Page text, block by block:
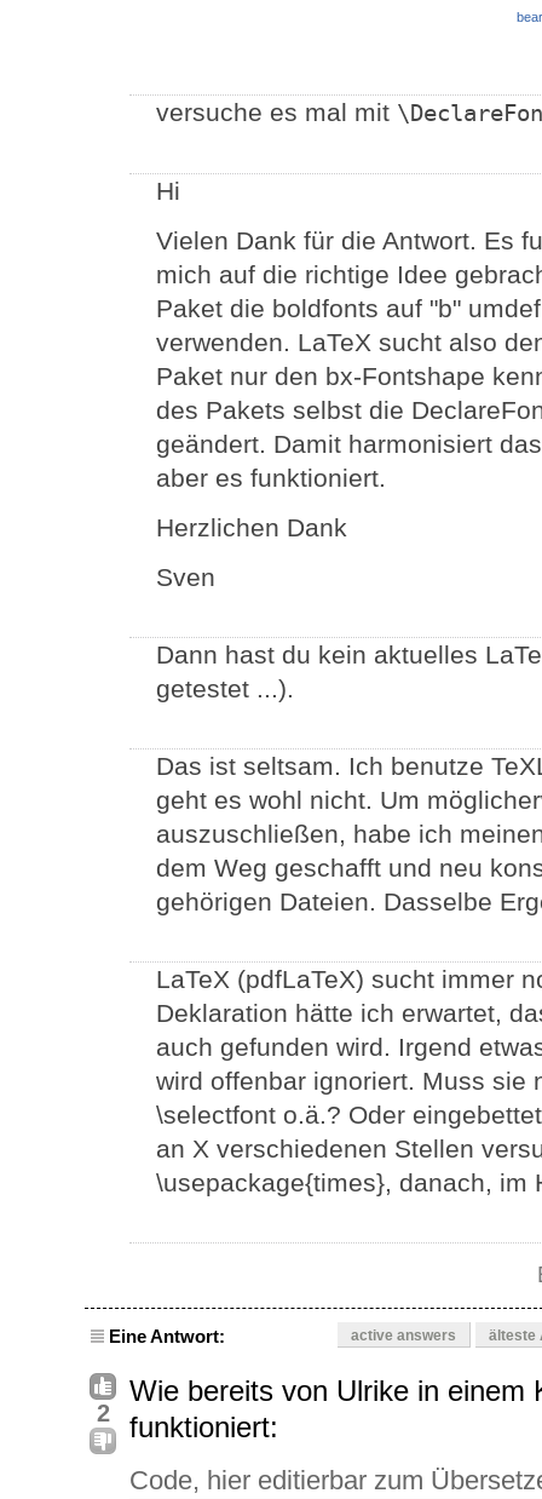
versuche es mal mit
Hi
Vielen Dank für die Antwort. Es
mich auf die richtige Idee
Paket die boldfonts auf "b"
verwenden. LaTeX sucht also
Paket nur den bx-Fontshape
des Pakets selbst die
geändert. Damit harmonisiert
aber es funktioniert.
Herzlichen Dank
Sven
Dann hast du kein aktuelles
getestet ...).
Das ist seltsam. Ich benutze
geht es wohl nicht. Um
auszuschließen, habe ich
dem Weg geschafft und neu
gehörigen Dateien. Dasselbe
LaTeX (pdfLaTeX) sucht immer
Deklaration hätte ich erwartet,
auch gefunden wird. Irgend
wird offenbar ignoriert. Muss sie
\selectfont o.ä.? Oder
an X verschiedenen Stellen
\usepackage{times}, danach, im
Eine Antwort: active answers älteste
2
Wie bereits von Ulrike in einem
funktioniert:
Code, hier editierbar zum